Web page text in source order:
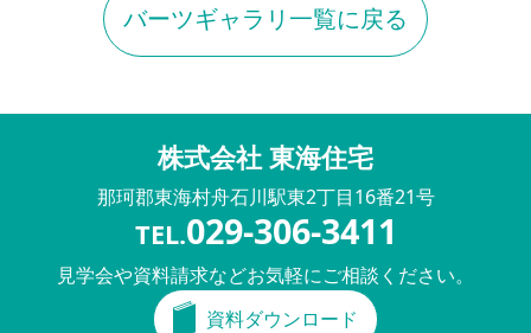
バーツギャラリ一覧に戻る
株式会社 東海住宅
那珂郡東海村舟石川駅東2丁目16番21号
TEL.029-306-3411
見学会や資料請求などお気軽にご相談ください。
資料ダウンロード